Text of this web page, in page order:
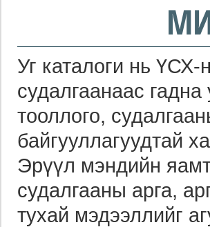
Уг каталоги нь
судалгаанаас
тооллого,
байгууллагуудтай
Эрүүл мэндийн
судалгааны арга,
тухай мэдээллийг